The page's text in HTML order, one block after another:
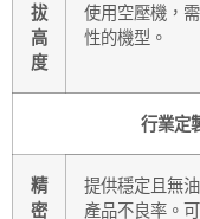
拔
高
度
使用空壓機，
性的機型。
行業定
精
密
提供穩定且無
產品不良率。